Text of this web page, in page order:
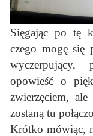
Sięgając po tę
czego mogę się
wyczerpujący,
opowieść o
zwierzęciem,
zostaną tu
Krótko mówiąc,